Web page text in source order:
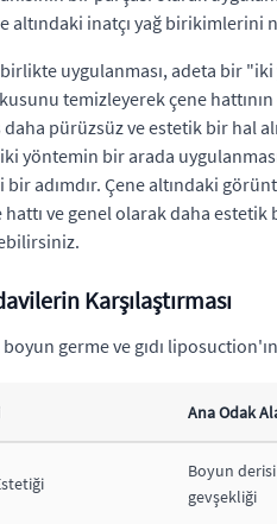
altındaki inatçı yağ birikimlerini
uygulanması, adeta bir
temizleyerek çene
daha pürüzsüz ve estetik bir hal
yöntemin bir arada
bir adımdır. Çene altındaki
ve genel olarak daha
Karşılaştırması
germe ve gıdı
Ana Odak
Boyun derisi
gevşekliği